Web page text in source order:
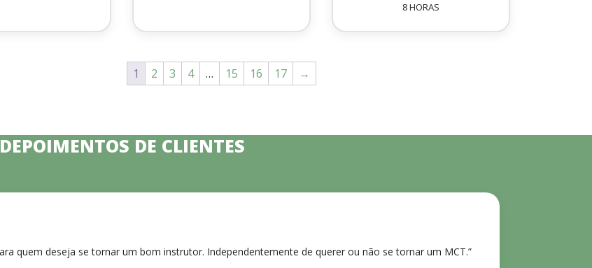
8 HORAS
1 2 3 4 … 15 16 17 →
DEPOIMENTOS DE CLIENTES
quem deseja se tornar um bom instrutor. Independentemente de querer ou não se tornar um MCT.”